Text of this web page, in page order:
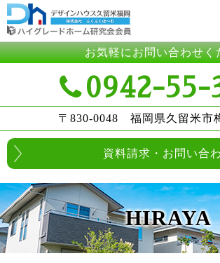
お気軽にお問い合わせく
0942-55-
〒830-0048 福岡県久留米市
資料請求・お問い合
HIRAYA